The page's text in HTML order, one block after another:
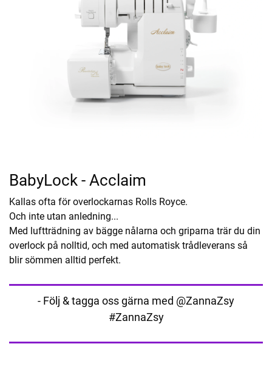
BabyLock - Acclaim
Kallas ofta för overlockarnas Rolls Royce.
Och inte utan anledning...
Med luftträdning av bägge nålarna och griparna trär du din
overlock på nolltid, och med automatisk trådleverans så
blir sömmen alltid perfekt.
- Följ & tagga oss gärna med @ZannaZsy
#ZannaZsy